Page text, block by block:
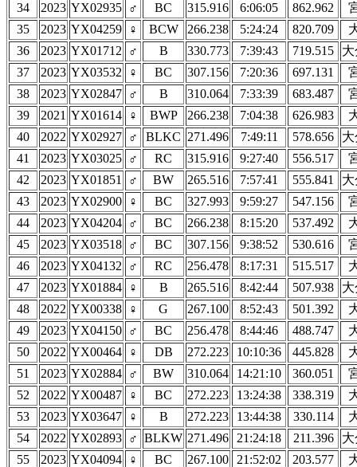
34
2023 YX02935 ♂ BC 315.916 6:06:05 862.962
35
2023 YX04259 ♀ BCW 266.238 5:24:24 820.709
36
2023 YX01712 ♂ B 330.773 7:39:43 719.515
37
2023 YX03532 ♀ BC 307.156 7:20:36 697.131
38
2023 YX02847 ♂ B 310.064 7:33:39 683.487
39
2021 YX01614 ♀ BWP 266.238 7:04:38 626.983
40
2022 YX02927 ♂ BLKC 271.496 7:49:11 578.656
41
2023 YX03025 ♂ RC 315.916 9:27:40 556.517
42
2023 YX01851 ♂ BW 265.516 7:57:41 555.841
43
2023 YX02900 ♀ BC 327.993 9:59:27 547.156
44
2023 YX04204 ♂ BC 266.238 8:15:20 537.492
45
2023 YX03518 ♂ BC 307.156 9:38:52 530.616
46
2023 YX04132 ♂ RC 256.478 8:17:31 515.517
47
2023 YX01884 ♀ B 265.516 8:42:44 507.938
48
2022 YX00338 ♀ G 267.100 8:52:43 501.392
49
2023 YX04150 ♂ BC 256.478 8:44:46 488.747
50
2022 YX00464 ♀ DB 272.223 10:10:36 445.828
51
2023 YX02884 ♂ BW 310.064 14:21:10 360.051
52
2022 YX00487 ♀ BC 272.223 13:24:38 338.319
53
2023 YX03647 ♀ B 272.223 13:44:38 330.114
54
2022 YX02893 ♂ BLKW 271.496 21:24:18 211.396
55
2023 YX04094 ♀ BC 267.100 21:52:02 203.577